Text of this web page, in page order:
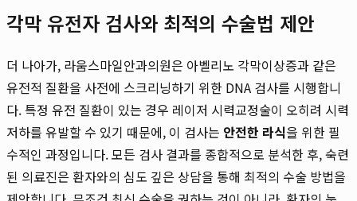
각막 유전자 검사와 최적의 수술법 제안
더 나아가, 라움스마일안과의원은 아벨리노 각막이상증과 같은
유전적 질환을 사전에 스크리닝하기 위한 DNA 검사를 시행합니
다. 특정 유전 질환이 있는 경우 레이저 시력교정술이 오히려 시력
저하를 유발할 수 있기 때문에, 이 검사는 안전한 라식을 위한 필
수적인 과정입니다. 모든 검사 결과를 종합적으로 분석한 후, 숙련
된 의료진은 환자와의 심도 깊은 상담을 통해 최적의 수술 방법을